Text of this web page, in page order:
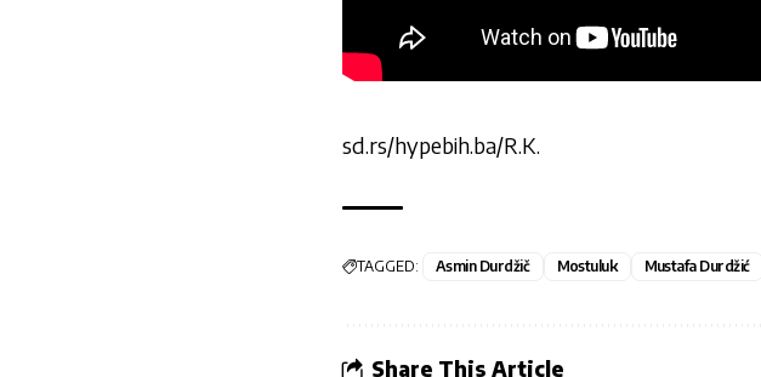
sd.rs/hypebih.ba/R.K.
TAGGED: Asmin Durdžič Mostuluk Mustafa Durdžić
Share This Article